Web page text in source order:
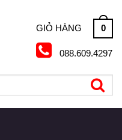
GIỎ HÀNG 0
088.609.4297